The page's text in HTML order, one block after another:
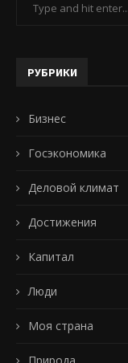
РУБРИКИ
Бизнес
Госэкономика
Деловой климат
Достижения
Капитал
Люди
Моя страна